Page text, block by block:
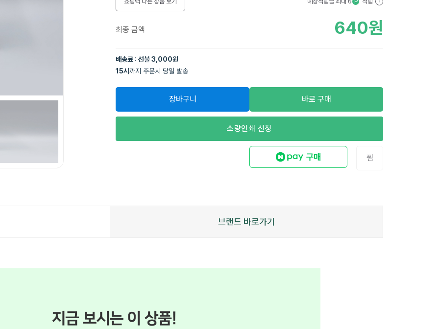
P ?
최종 금액 640원
배송료 : 선불 3,000원
15시 까지 주문시 당일 발송
장바구니 바로 구매
소량인쇄 신청
찜
브랜드 바로가기